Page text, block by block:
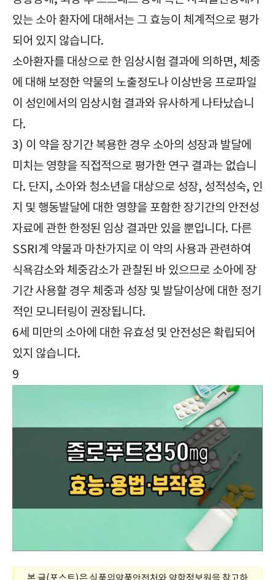
있는 소아 환자에 대해서는 그 효능이 체계적으로 평가
되어 있지 않습니다.
소아환자를 대상으로 한 임상시험 결과에 의하면, 체중
에 대해 보정한 약물의 노출정도나 이상반응 프로파일
이 성인에서의 임상시험 결과와 유사하게 나타났습니
다.
3) 이 약을 장기간 복용한 경우 소아의 성장과 발달에
미치는 영향을 직접적으로 평가한 연구 결과는 없습니
다. 단지, 소아와 청소년을 대상으로 성장, 성적성숙, 인
지 및 행동발달에 대한 영향을 포함한 장기간의 안전성
자료에 관한 한정된 임상 결과만 있을 뿐입니다. 다른
SSRI계 약물과 마찬가지로 이 약의 사용과 관련하여
식욕감소와 체중감소가 관찰된 바 있으므로 소아에 장
기간 사용할 경우 체중과 성장 및 발달이상에 대한 정기
적인 모니터링이 권장됩니다.
6세 미만의 소아에 대한 유효성 및 안전성은 확립되어
있지 않습니다.
9